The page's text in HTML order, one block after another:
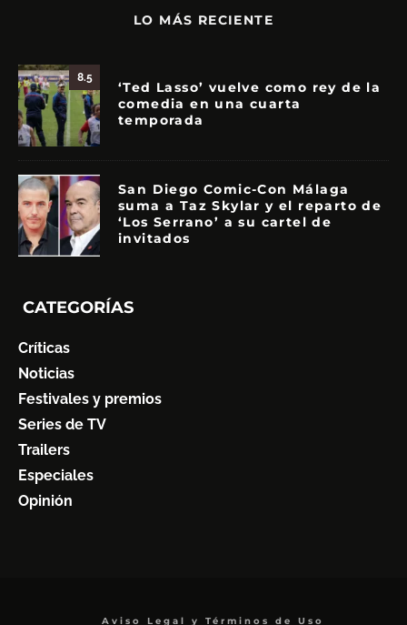
LO MÁS RECIENTE
8.5
‘Ted Lasso’ vuelve como rey de la
comedia en una cuarta
temporada
San Diego Comic-Con Málaga
suma a Taz Skylar y el reparto de
‘Los Serrano’ a su cartel de
invitados
CATEGORÍAS
Críticas
Noticias
Festivales y premios
Series de TV
Trailers
Especiales
Opinión
Aviso Legal y Términos de Uso